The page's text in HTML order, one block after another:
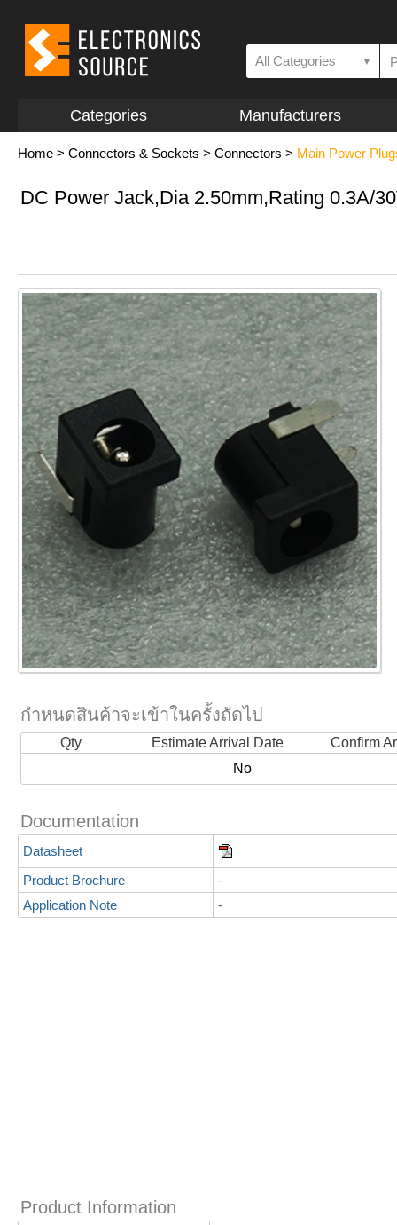
All Categories ▼
Categories Manufacturers
Home > Connectors & Sockets > Connectors > Main Power
DC Power Jack,Dia 2.50mm,Rating 0.3A/
กำหนดสินค้าจะเข้าในครั้งถัดไป
Qty Estimate Arrival Date
Confirm
No
Documentation
Datasheet
Product Brochure
-
Application Note
-
Product Information